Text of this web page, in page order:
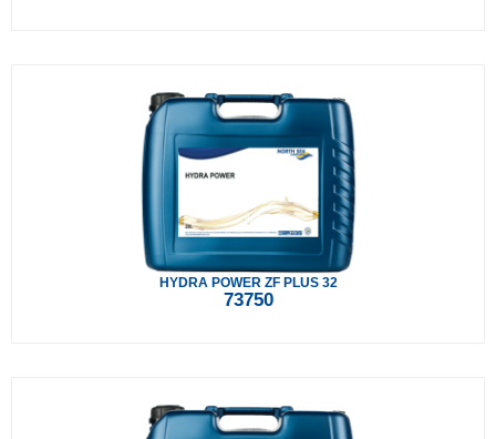
HYDRA POWER ZF PLUS 32
73750